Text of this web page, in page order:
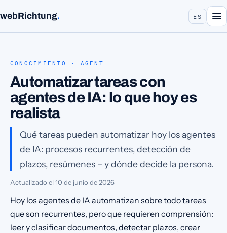
webRichtung. ES
CONOCIMIENTO · AGENT
Automatizar tareas con
agentes de IA: lo que hoy es
realista
Qué tareas pueden automatizar hoy los agentes
de IA: procesos recurrentes, detección de
plazos, resúmenes – y dónde decide la persona.
Actualizado el 10 de junio de 2026
Hoy los agentes de IA automatizan sobre todo tareas
que son recurrentes, pero que requieren comprensión:
leer y clasificar documentos, detectar plazos, crear